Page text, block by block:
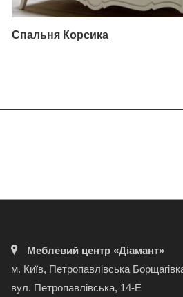
Спальня Корсика
Меблевий центр «Діамант»
м. Київ, Петропавлівська
вул. Петропавлівська, 14-Е